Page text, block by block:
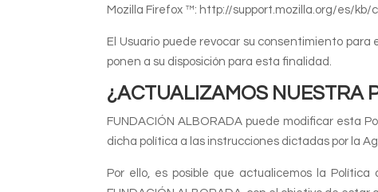
Mozilla Firefox ™: http://support.mozilla.org/es/
El Usuario puede revocar su consentimiento
ponen a su disposición para esta finalidad.
¿ACTUALIZAMOS NUESTRA
FUNDACIÓN ALBORADA puede modificar esta
dicha política a las instrucciones dictadas por la
Por ello, es posible que actualicemos la